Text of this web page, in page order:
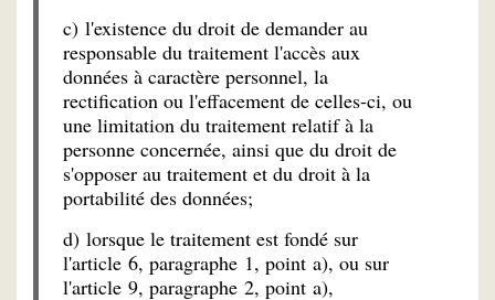
c) l'existence du droit de demander au
responsable du traitement l'accès aux
données à caractère personnel, la
rectification ou l'effacement de celles-ci, ou
une limitation du traitement relatif à la
personne concernée, ainsi que du droit de
s'opposer au traitement et du droit à la
portabilité des données;
d) lorsque le traitement est fondé sur
l'article 6, paragraphe 1, point a), ou sur
l'article 9, paragraphe 2, point a),